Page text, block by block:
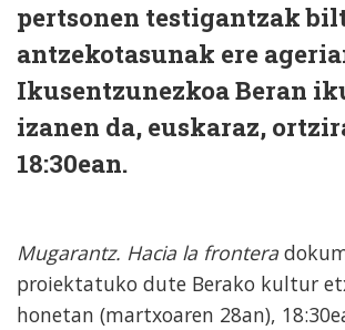
pertsonen testigantzak
antzekotasunak ere
Ikusentzunezkoa Beran
izanen da, euskaraz,
18:30ean.
Mugarantz. Hacia la frontera
proiektatuko dute Berako kultur
honetan (martxoaren 28an),